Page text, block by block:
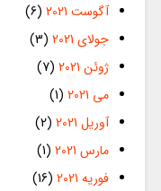
آگوست 2021
(6)
جولای 2021
(3)
ژوئن 2021
(7)
می 2021
(1)
آوریل 2021
(2)
مارس 2021
(1)
فوریه 2021
(16)